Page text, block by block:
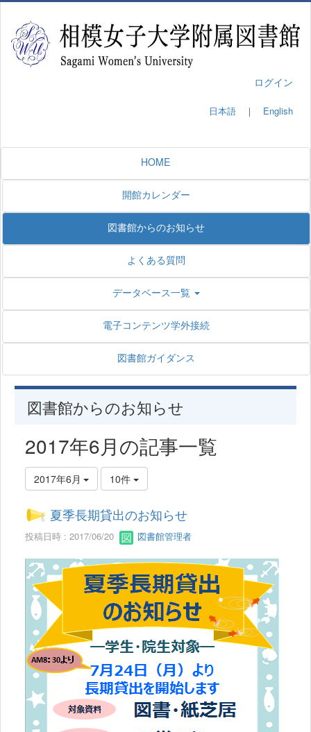
ログイン
日本語 ｜ English
HOME
開館カレンダー
図書館からのお知らせ
よくある質問
データベース一覧
電子コンテンツ学外接続
図書館ガイダンス
図書館からのお知らせ
2017年6月の記事一覧
2017年6月 10件
夏季長期貸出のお知らせ
投稿日時 : 2017/06/20 図書館管理者